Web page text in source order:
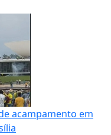
acampamento em